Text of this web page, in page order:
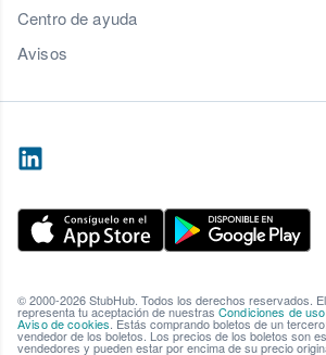
Centro de ayuda
Avisos
© 2000-2026 StubHub. Todos los derechos reservados.
representa tu aceptación de nuestras Condiciones de uso
Aviso de cookies. Estás comprando boletos de un
vendedor de los boletos. Los precios de los boletos son
vendedores y pueden estar por encima de su precio